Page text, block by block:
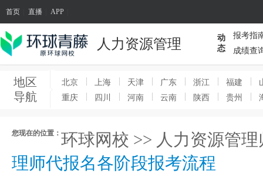
首页 直播 APP
动
态
报考指
成绩查
人力资源管理
地区
导航
北京 上海 天津 广东 浙江 福建
重庆
四川 河南 云南 陕西 贵州
您现在的位置： 环球网校 >> 人力资源管理
理师代报名各阶段报考流程